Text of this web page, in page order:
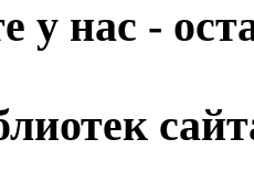
у нас -